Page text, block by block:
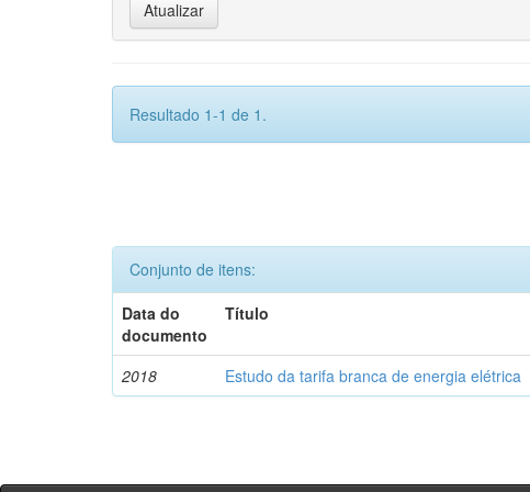
Resultado 1-1 de 1.
Conjunto de itens:
Data do
documento
Título
2018 Estudo da tarifa branca de energia elétrica